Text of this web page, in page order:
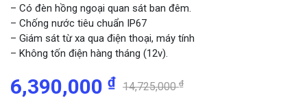
– Có đèn hồng ngoại quan sát ban đêm.
– Chống nước tiêu chuẩn IP67
– Giám sát từ xa qua điện thoại, máy tính
– Không tốn điện hàng tháng (12v).
6,390,000 ₫ 14,725,000₫